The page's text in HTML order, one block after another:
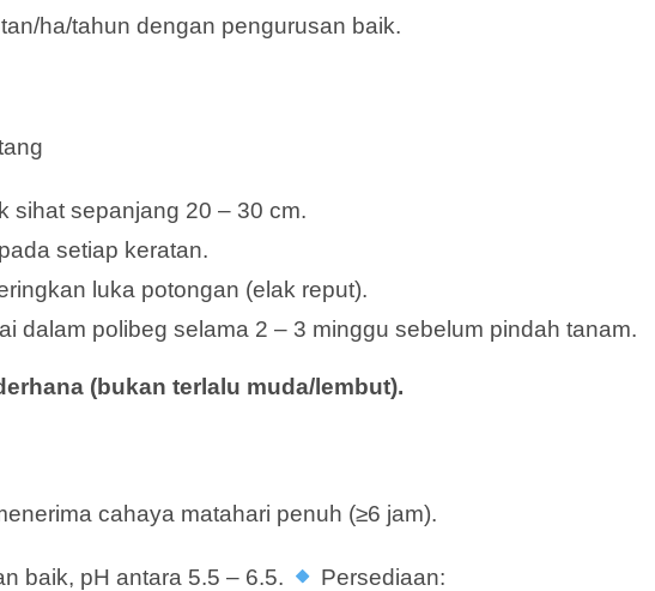
ha/tahun dengan pengurusan baik.
sihat sepanjang 20 – 30 cm.
setiap keratan.
luka potongan (elak reput).
dalam polibeg selama 2 – 3 minggu sebelum pindah tanam.
(bukan terlalu muda/lembut).
cahaya matahari penuh (≥6 jam).
baik, pH antara 5.5 – 6.5.
Persediaan: